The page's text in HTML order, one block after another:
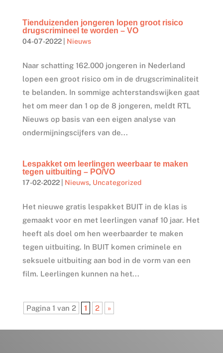
Tienduizenden jongeren lopen groot risico
drugscrimineel te worden – VO
04-07-2022| Nieuws
Naar schatting 162.000 jongeren in Nederland
lopen een groot risico om in de drugscriminaliteit
te belanden. In sommige achterstandswijken gaat
het om meer dan 1 op de 8 jongeren, meldt RTL
Nieuws op basis van een eigen analyse van
ondermijningscijfers van de...
Lespakket om leerlingen weerbaar te maken
tegen uitbuiting – PO/VO
17-02-2022| Nieuws, Uncategorized
Het nieuwe gratis lespakket BUIT in de klas is
gemaakt voor en met leerlingen vanaf 10 jaar. Het
heeft als doel om hen weerbaarder te maken
tegen uitbuiting. In BUIT komen criminele en
seksuele uitbuiting aan bod in de vorm van een
film. Leerlingen kunnen na het...
Pagina 1 van 2 1 2 »